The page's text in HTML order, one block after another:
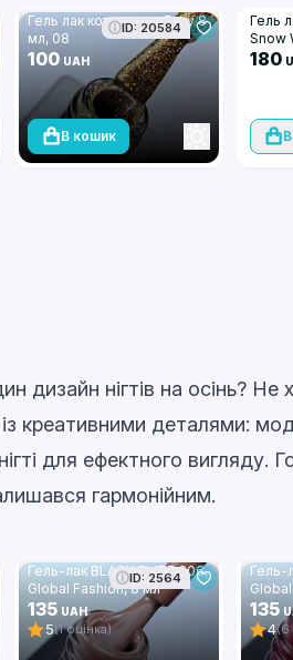
ID: 20584
Гель лак котяче око Fairy 8
мл, 08
100 UAH
В кошик
Гель
Snow
180
дизайн нігтів на осінь?
креативними деталями:
для ефектного вигляду.
гармонійним.
ID: 2564
Гель-лак BLACK ELITE 306,
Global Fashion, 8 мл
135 UAH
5(1 оцінка)
Гель-
135
4(6